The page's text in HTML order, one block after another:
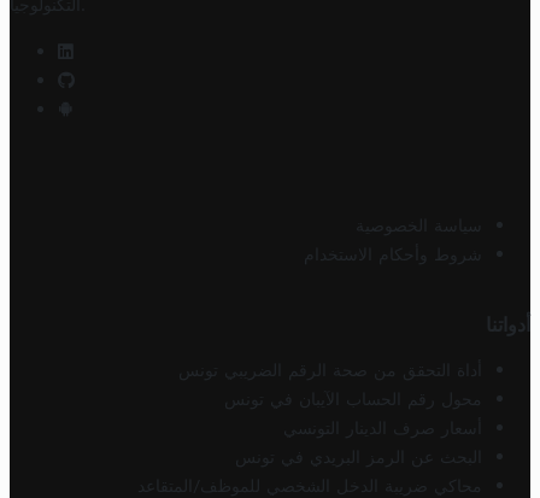
التكنولوجيا
سياسة الخصوصية
شروط وأحكام الاستخدام
أدواتنا
أداة التحقق من صحة الرقم الضريبي تونس
محول رقم الحساب الآيبان في تونس
أسعار صرف الدينار التونسي
البحث عن الرمز البريدي في تونس
محاكي ضريبة الدخل الشخصي للموظف/المتقاعد